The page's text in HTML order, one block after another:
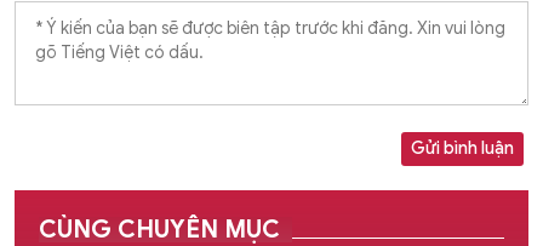
Gửi bình luận
CÙNG CHUYÊN MỤC